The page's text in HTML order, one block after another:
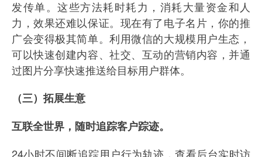
发传单。这些方法耗时耗力，消耗大量资金和人
力，效果还难以保证。现在有了电子名片，你的推
广会变得极其简单。利用微信的大规模用户生态，
可以快速创建内容、社交、互动的营销内容，并通
过图片分享快速推送给目标用户群体。
（三）拓展生意
互联全世界，随时追踪客户踪迹。
24小时不间断追踪用户行为轨迹，查看后台实时访